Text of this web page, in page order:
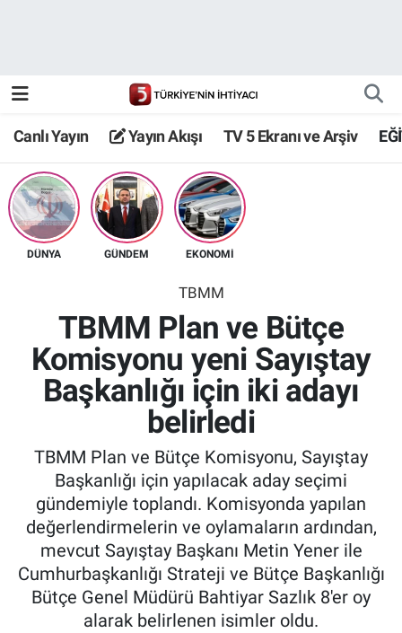
Canlı Yayın Yayın Akışı TV 5 Ekranı ve Arşiv
DÜNYA GÜNDEM EKONOMİ
TBMM
TBMM Plan ve Bütçe
Komisyonu yeni Sayıştay
Başkanlığı için iki adayı
belirledi
TBMM Plan ve Bütçe Komisyonu, Sayıştay
Başkanlığı için yapılacak aday seçimi
gündemiyle toplandı. Komisyonda yapılan
değerlendirmelerin ve oylamaların ardından,
mevcut Sayıştay Başkanı Metin Yener ile
Cumhurbaşkanlığı Strateji ve Bütçe Başkanlığı
Bütçe Genel Müdürü Bahtiyar Sazlık 8'er oy
alarak belirlenen isimler oldu.
TV 5 Ekranı ve Arşiv